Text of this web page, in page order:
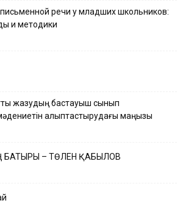
речи у младших школьников:
и методики
жазудың бастауыш сынып
қалыптастырудағы маңызы
БАТЫРЫ – ТӨЛЕН ҚАБЫЛОВ